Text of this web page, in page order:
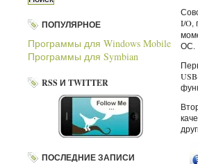
ПОПУЛЯРНОЕ
Программы для Windows Mobile
Программы для Symbian
RSS И TWITTER
ПОСЛЕДНИЕ ЗАПИСИ
I/O,
ОС.